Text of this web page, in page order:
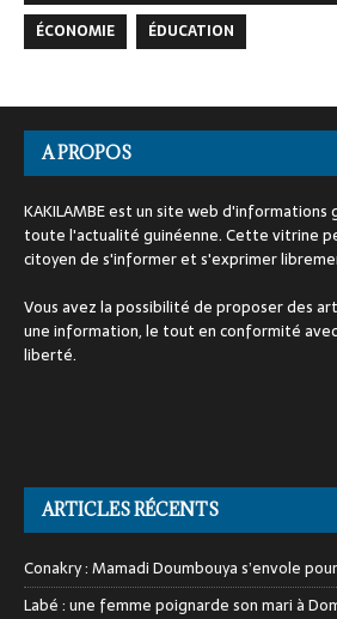
ÉCONOMIE
ÉDUCATION
A PROPOS
KAKILAMBE est un site web
toute l'actualité guinéenne. Cette vitrine
citoyen de s'informer et s'exprimer
Vous avez la possibilité de proposer des
une information, le tout en conformité
liberté.
ARTICLES RÉCENTS
Conakry : Mamadi Doumbouya s’envole
Labé : une femme poignarde son mari à